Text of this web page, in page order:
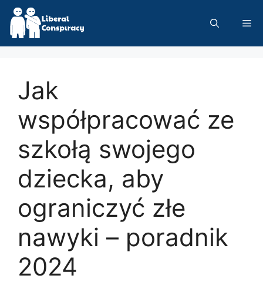
Skip
content
Jak
współpracować ze
szkołą swojego
dziecka, aby
ograniczyć złe
nawyki – poradnik
2024